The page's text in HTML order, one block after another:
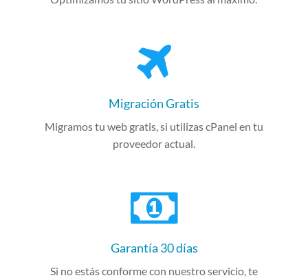
Migración Gratis
Migramos tu web gratis, si utilizas cPanel en tu
proveedor actual.
Garantía 30 días
Si no estás conforme con nuestro servicio, te